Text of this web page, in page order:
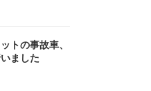
トの事故車、
ました